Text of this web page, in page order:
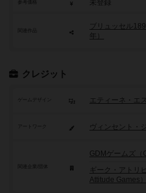
参考価格 未登録
関連作品
ブリュッセル
年）
クレジット
ゲームデザイン エティーネ・エ
アートワーク ヴィンセント・
GDMゲームズ（
ギーク・アトリ
Attitude Games）